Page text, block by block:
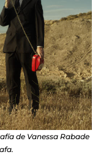
de Vanessa Rabade